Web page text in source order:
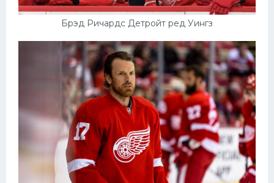
Брэд Ричардс Детройт ред Уингз